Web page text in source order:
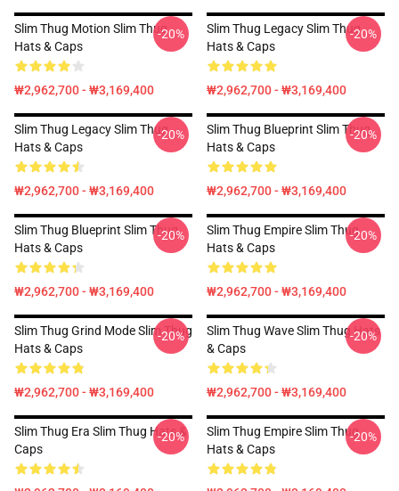
Slim Thug Motion Slim Thug
Hats & Caps
₩2,962,700 - ₩3,169,400
-20%
Slim Thug Legacy Slim Thug
Hats & Caps
₩2,962,700 - ₩3,169,400
-20%
Slim Thug Legacy Slim Thug
Hats & Caps
₩2,962,700 - ₩3,169,400
-20%
Slim Thug Blueprint Slim Thug
Hats & Caps
₩2,962,700 - ₩3,169,400
-20%
Slim Thug Blueprint Slim Thug
Hats & Caps
₩2,962,700 - ₩3,169,400
-20%
Slim Thug Empire Slim Thug
Hats & Caps
₩2,962,700 - ₩3,169,400
-20%
Slim Thug Grind Mode Slim Thug
Hats & Caps
₩2,962,700 - ₩3,169,400
-20%
Slim Thug Wave Slim Thug Hats
& Caps
₩2,962,700 - ₩3,169,400
-20%
Slim Thug Era Slim Thug Hats &
Caps
-20%
Slim Thug Empire Slim Thug
Hats & Caps
-20%